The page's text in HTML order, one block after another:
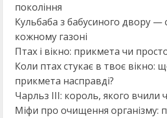
покоління
Кульбаба з бабусиного двору —
кожному газоні
Птах і вікно: прикмета чи
Коли птах стукає в твоє вікно:
прикмета насправді?
Чарльз ІІІ: король, якого вчили
Міфи про очищення організму: